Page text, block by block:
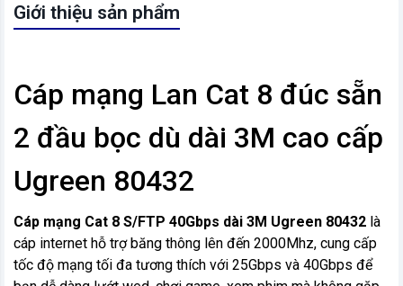
Giới thiệu sản phẩm
Cáp mạng Lan Cat 8 đúc sẵn
2 đầu bọc dù dài 3M cao cấp
Ugreen 80432
Cáp mạng Cat 8 S/FTP 40Gbps dài 3M Ugreen 80432 là
cáp internet hỗ trợ băng thông lên đến 2000Mhz, cung cấp
tốc độ mạng tối đa tương thích với 25Gbps và 40Gbps để